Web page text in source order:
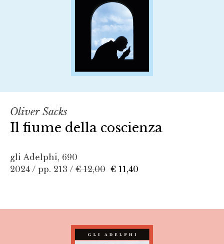
Oliver Sacks
Il fiume della coscienza
gli Adelphi, 690
2024 / pp. 213 / € 12,00 € 11,40